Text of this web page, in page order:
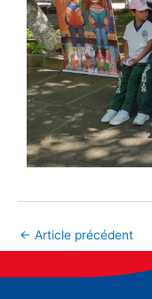
← Article précédent